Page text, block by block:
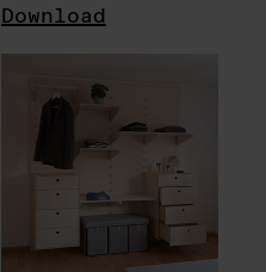
Download